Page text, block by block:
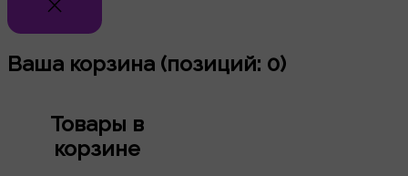
Ваша корзина (позиций: 0)
Товары в
корзине